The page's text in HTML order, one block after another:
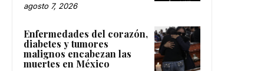
agosto 7, 2026
Enfermedades del corazón,
diabetes y tumores
malignos encabezan las
muertes en México